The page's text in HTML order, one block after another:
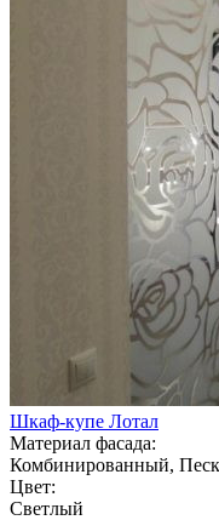
Шкаф-купе Лотал
Материал фасада:
Комбинированный,
Цвет:
Светлый